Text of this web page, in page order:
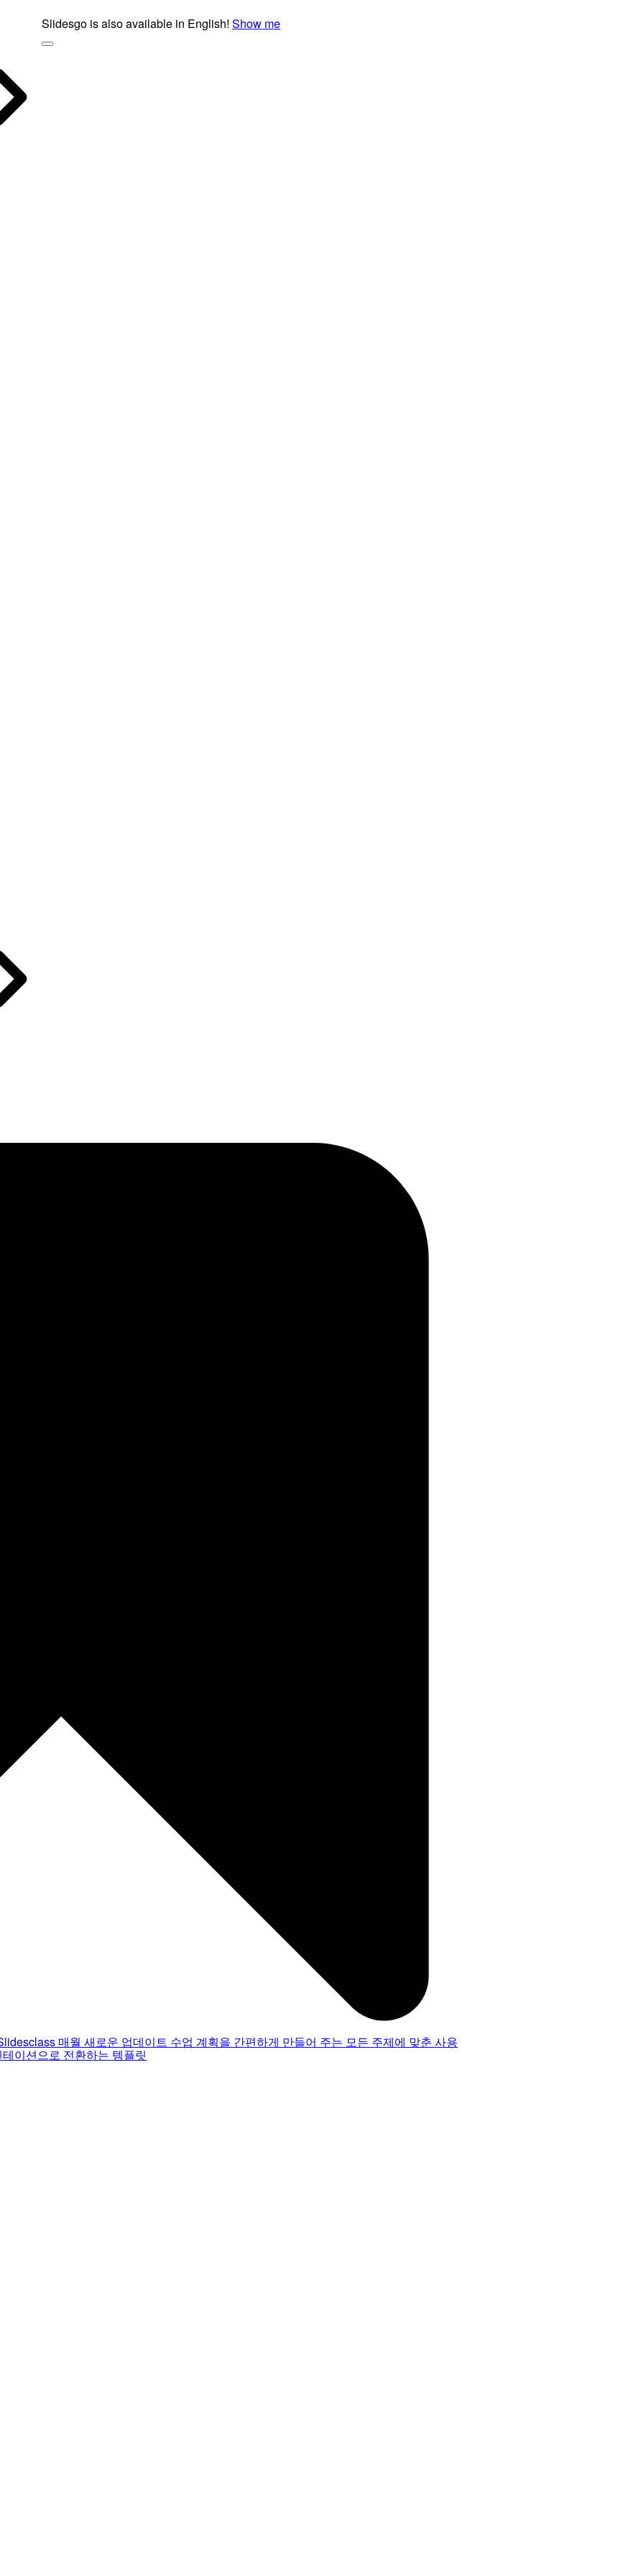
Slidesgo is also available in English! Show me
매월 새로운 업데이트 수업 계획을 간편하게 만들어 주는 모든 주제에 맞춘 사용
이션으로 전환하는 템플릿